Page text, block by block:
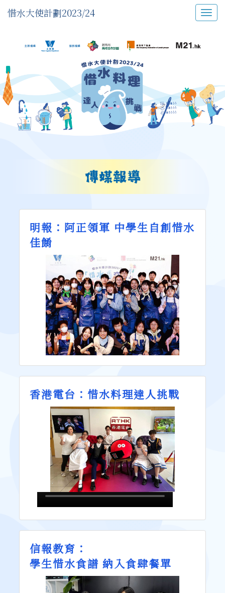
惜水大使計劃2023/24
明報：阿正領軍 中學生自創惜水
佳餚
香港電台：惜水料理達人挑戰
信報教育：
學生惜水食譜 納入食肆餐單